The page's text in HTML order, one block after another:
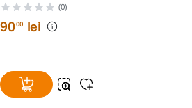
(0)
9000 lei